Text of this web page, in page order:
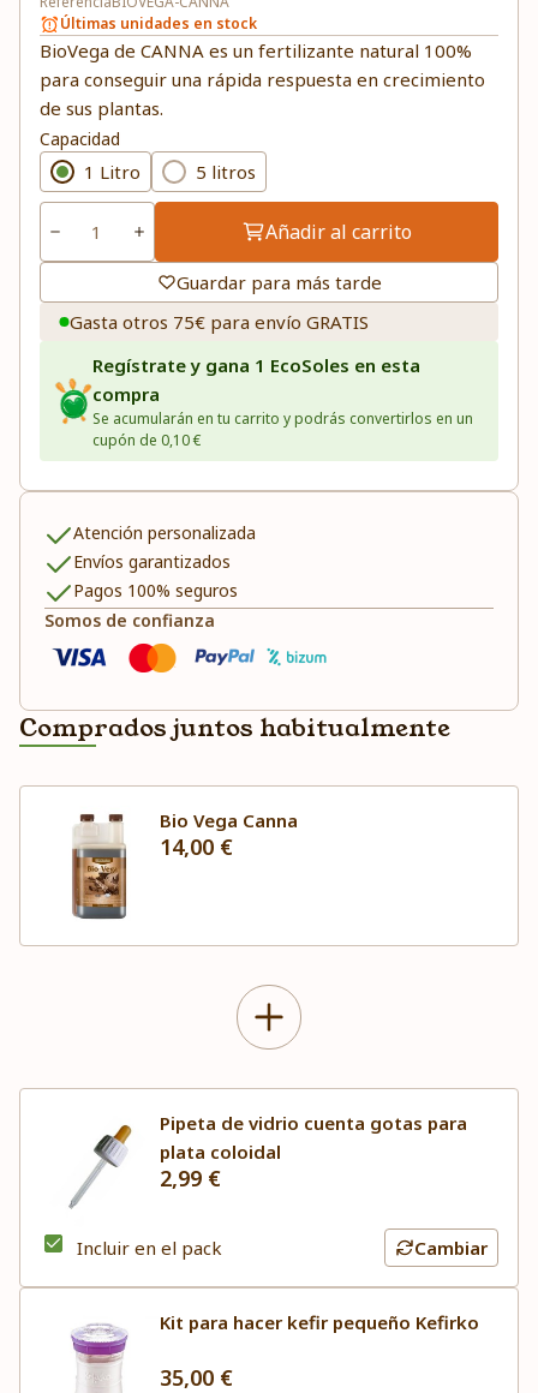
Últimas unidades en stock
BioVega de CANNA es un fertilizante natural 100%
para conseguir una rápida respuesta en crecimiento
de sus plantas.
Capacidad
1 Litro 5 litros
Añadir al carrito
Guardar para más tarde
Gasta otros 75€ para envío GRATIS
Regístrate y gana 1 EcoSoles en esta
compra
Se acumularán en tu carrito y podrás convertirlos en un
cupón de 0,10 €
Atención personalizada
Envíos garantizados
Pagos 100% seguros
Somos de confianza
Comprados juntos habitualmente
Bio Vega Canna
14,00 €
Pipeta de vidrio cuenta gotas para
plata coloidal
2,99 €
Incluir en el pack Cambiar
Kit para hacer kefir pequeño Kefirko
35,00 €